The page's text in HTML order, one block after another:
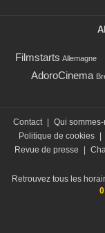
Filmstarts Allemagne
AdoroCinema
Contact Qui
Politique de cookies
Revue de presse
Retrouvez tous les